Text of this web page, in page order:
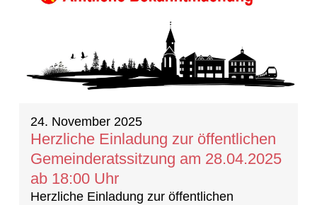
24. November 2025
Herzliche Einladung zur öffentlichen
Gemeinderatssitzung am 28.04.2025
ab 18:00 Uhr
Herzliche Einladung zur öffentlichen